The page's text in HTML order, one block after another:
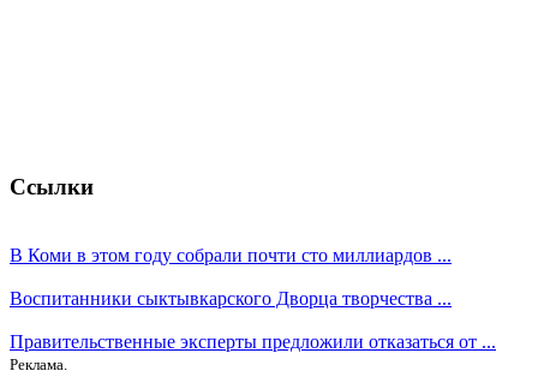
Ссылки
В Коми в этом году собрали почти сто миллиардов ...
Воспитанники сыктывкарского Дворца творчества ...
Правительственные эксперты предложили отказаться от ...
Реклама.